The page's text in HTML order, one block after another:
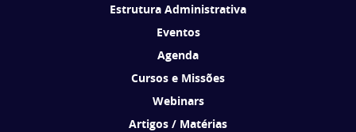
Estrutura Administrativa
Eventos
Agenda
Cursos e Missões
Webinars
Artigos / Matérias